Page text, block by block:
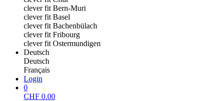
clever fit Bern-Muri
clever fit Basel
clever fit Bachenbülach
clever fit Fribourg
clever fit Ostermundigen
Deutsch
Deutsch
Français
Login
0
CHF 0.00